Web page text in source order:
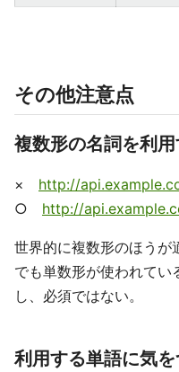
その他注意点
複数形の名詞を利用
× http://
○ http://
世界的に複数形のほうが
でも単数形が使われてい
し、必須ではない。
利用する単語に気